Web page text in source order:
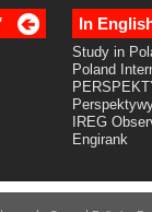
In
Study in
Poland
IREG
Engirank